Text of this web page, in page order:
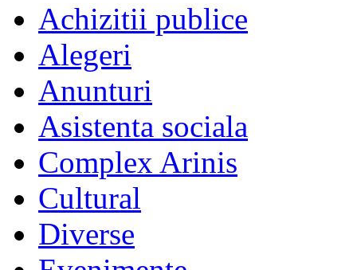
Achizitii publice
Alegeri
Anunturi
Asistenta sociala
Complex Arinis
Cultural
Diverse